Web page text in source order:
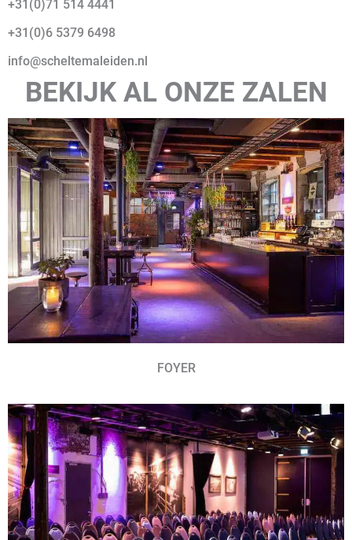
+31(0)71 514 4441
+31(0)6 5379 6498
info@scheltemaleiden.nl
BEKIJK AL ONZE ZALEN
FOYER